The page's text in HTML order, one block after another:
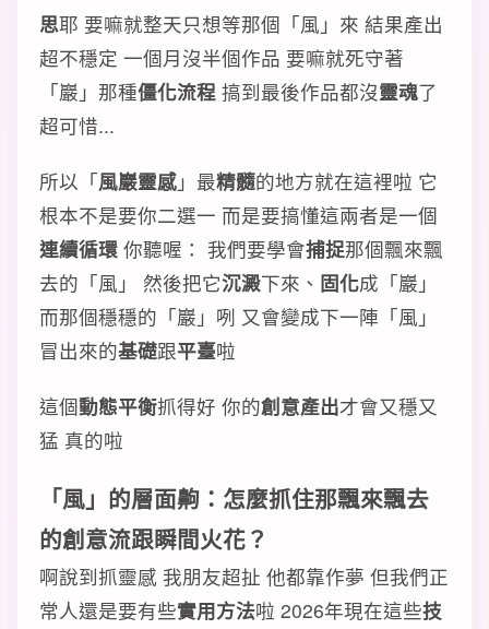
思耶 要嘛就整天只想等那個「風」來 結果產出
超不穩定 一個月沒半個作品 要嘛就死守著
「巖」那種僵化流程 搞到最後作品都沒靈魂了
超可惜...
所以「風巖靈感」最精髓的地方就在這裡啦 它
根本不是要你二選一 而是要搞懂這兩者是一個
連續循環 你聽喔： 我們要學會捕捉那個飄來飄
去的「風」 然後把它沉澱下來、 固化成「巖」
而那個穩穩的「巖」咧 又會變成下一陣「風」
冒出來的基礎跟平臺啦
這個動態平衡抓得好 你的創意產出才會又穩又
猛 真的啦
「風」的層面齁：怎麼抓住那飄來飄去
的創意流跟瞬間火花？
啊說到抓靈感 我朋友超扯 他都靠作夢 但我們正
常人還是要有些實用方法啦 2026年現在這些技